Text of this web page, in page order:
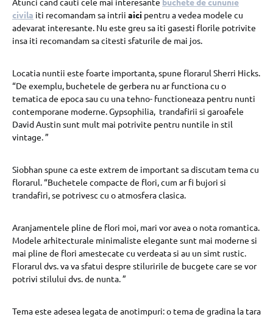
civila iti recomandam sa intrii aici pentru a vedea modele cu
adevarat interesante. Nu este greu sa iti gasesti florile potrivite
insa iti recomandam sa citesti sfaturile de mai jos.
Locatia nuntii este foarte importanta, spune florarul Sherri Hicks.
“De exemplu, buchetele de gerbera nu ar functiona cu o
tematica de epoca sau cu una tehno- functioneaza pentru nunti
contemporane moderne. Gypsophilia, trandafirii si garoafele
David Austin sunt mult mai potrivite pentru nuntile in stil
vintage. ”
Siobhan spune ca este extrem de important sa discutam tema cu
florarul. “Buchetele compacte de flori, cum ar fi bujori si
trandafiri, se potrivesc cu o atmosfera clasica.
Aranjamentele pline de flori moi, mari vor avea o nota romantica.
Modele arhitecturale minimaliste elegante sunt mai moderne si
mai pline de flori amestecate cu verdeata si au un simt rustic.
Florarul dvs. va va sfatui despre stiluririle de bucgete care se vor
potrivi stilului dvs. de nunta. ”
Tema este adesea legata de anotimpuri: o tema de gradina la tara